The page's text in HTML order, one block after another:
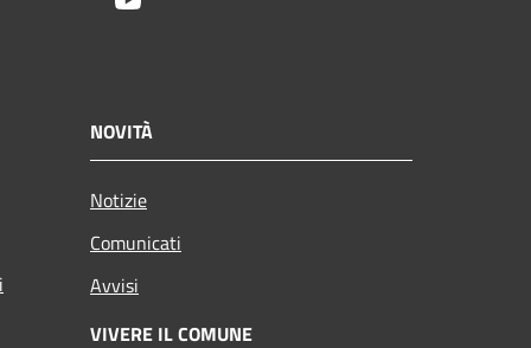
NOVITÀ
Notizie
Comunicati
Avvisi
VIVERE IL COMUNE